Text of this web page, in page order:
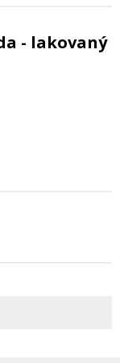
- lakovaný